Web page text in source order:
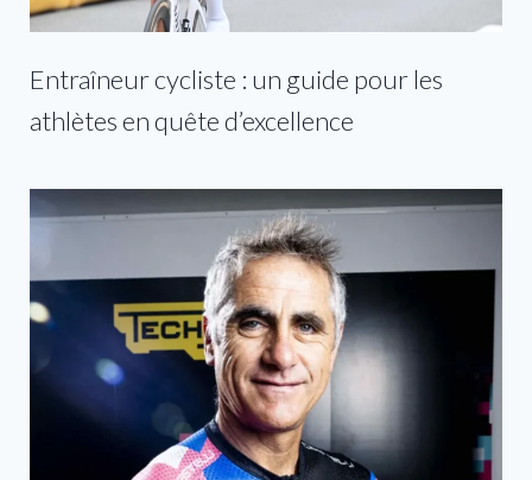
Entraîneur cycliste : un guide pour les
athlètes en quête d’excellence